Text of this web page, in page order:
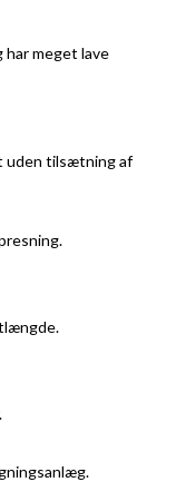
har meget lave
uden tilsætning af